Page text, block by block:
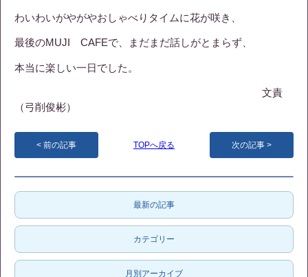
わいわいがやがやおしゃべりタイムに花が咲き、
最後のMUJI CAFEで、まだまだ話しがとまらず、
本当に楽しい一日でした。
文責
（弓削俊彬）
前の記事 TOPへ戻る 次の記事
最新の記事
カテゴリー
月別アーカイブ